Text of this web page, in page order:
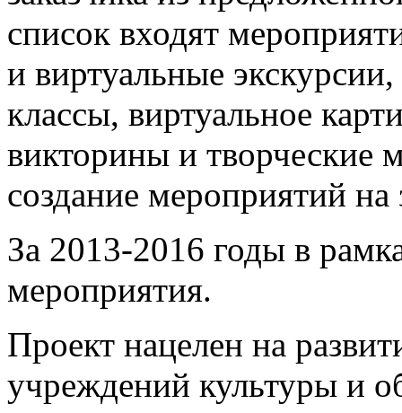
список входят
и виртуальные
классы, виртуальное
викторины и творческие
создание мероприятий на
За 2013-2016 годы в
мероприятия.
Проект нацелен на
учреждений культуры и